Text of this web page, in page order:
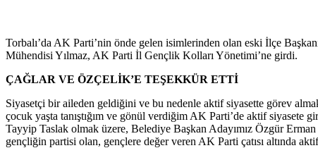
Torbalı’da AK Parti’nin önde gelen isimlerinden olan eski İlçe
Mühendisi Yılmaz, AK Parti İl Gençlik Kolları Yönetimi’ne girdi.
ÇAĞLAR VE ÖZÇELİK’E TEŞEKKÜR ETTİ
Siyasetçi bir aileden geldiğini ve bu nedenle aktif siyasette görev
çocuk yaşta tanıştığım ve gönül verdiğim AK Parti’de aktif siyasete
Tayyip Taslak olmak üzere, Belediye Başkan Adayımız Özgür
gençliğin partisi olan, gençlere değer veren AK Parti çatısı altında